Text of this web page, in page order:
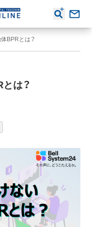
BPRとは？
は？